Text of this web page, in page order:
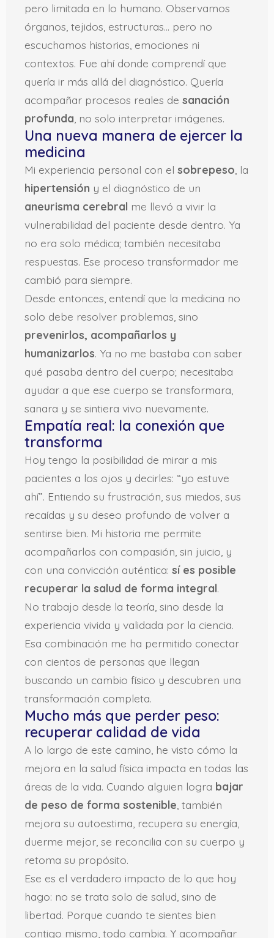
pero limitada en lo humano. Observamos
órganos, tejidos, estructuras… pero no
escuchamos historias, emociones ni
contextos. Fue ahí donde comprendí que
quería ir más allá del diagnóstico. Quería
acompañar procesos reales de sanación
profunda , no solo interpretar imágenes.
Una nueva manera de ejercer la
medicina
Mi experiencia personal con el sobrepeso , la
hipertensión y el diagnóstico de un
aneurisma cerebral me llevó a vivir la
vulnerabilidad del paciente desde dentro. Ya
no era solo médica; también necesitaba
respuestas. Ese proceso transformador me
cambió para siempre.
Desde entonces, entendí que la medicina no
solo debe resolver problemas, sino
prevenirlos, acompañarlos y
humanizarlos. Ya no me bastaba con saber
qué pasaba dentro del cuerpo; necesitaba
ayudar a que ese cuerpo se transformara,
sanara y se sintiera vivo nuevamente.
Empatía real: la conexión que
transforma
Hoy tengo la posibilidad de mirar a mis
pacientes a los ojos y decirles: “yo estuve
ahí”. Entiendo su frustración, sus miedos, sus
recaídas y su deseo profundo de volver a
sentirse bien. Mi historia me permite
acompañarlos con compasión, sin juicio, y
con una convicción auténtica: sí es posible
recuperar la salud de forma integral.
No trabajo desde la teoría, sino desde la
experiencia vivida y validada por la ciencia.
Esa combinación me ha permitido conectar
con cientos de personas que llegan
buscando un cambio físico y descubren una
transformación completa.
Mucho más que perder peso:
recuperar calidad de vida
A lo largo de este camino, he visto cómo la
mejora en la salud física impacta en todas las
áreas de la vida. Cuando alguien logra bajar
de peso de forma sostenible , también
mejora su autoestima, recupera su energía,
duerme mejor, se reconcilia con su cuerpo y
retoma su propósito.
Ese es el verdadero impacto de lo que hoy
hago: no se trata solo de salud, sino de
libertad. Porque cuando te sientes bien
contigo mismo, todo cambia. Y acompañar